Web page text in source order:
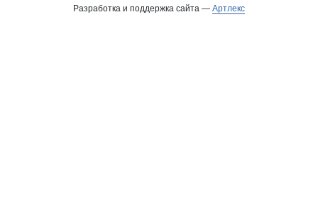
Разработка и поддержка сайта — Артлекс